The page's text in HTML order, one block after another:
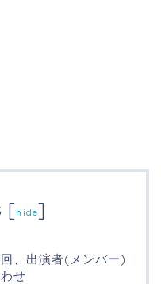
[hide]
、出演者(メンバー)
せ